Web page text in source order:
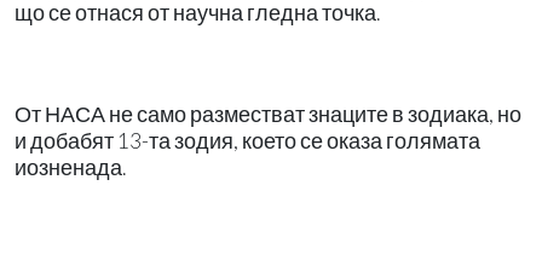
що се отнася от научна гледна точка.
От НАСА не само разместват знаците в зодиака, но
и добабят 13-та зодия, което се оказа голямата
иозненада.